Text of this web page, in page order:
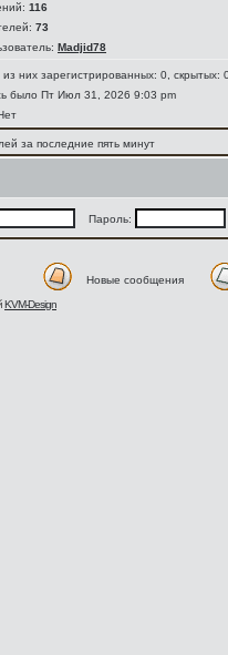
116
73
Madjid78
, из них зарегистрированных: 0,
было Пт Июл 31, 2026 9:03 pm
за последние пять минут
Пароль:
Новые сообщения
KVM-Design